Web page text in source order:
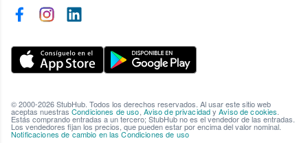
© 2000-2026 StubHub. Todos los derechos reservados. Al usar este sitio web
aceptas nuestrasCondiciones de uso,Aviso de privacidadyAviso de cookies
Estás comprando entradas a un tercero; StubHub no es el vendedor de las entradas.
Los vendedores fijan los precios, que pueden estar por encima del valor nominal.
Notificaciones de cambio en las Condiciones de uso